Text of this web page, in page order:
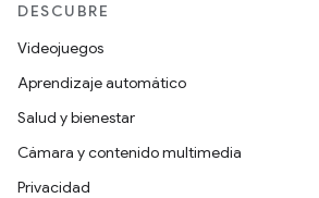
DESCUBRE
Videojuegos
Aprendizaje automático
Salud y bienestar
Cámara y contenido multimedia
Privacidad